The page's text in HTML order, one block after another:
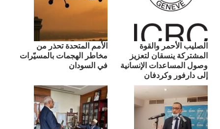
الصليب الأحمر والقوة
المشتركة ينسقان لتعزيز
وصول المساعدات الإنسانية
إلى دارفور وكردفان
الأمم المتحدة تحذر من
مخاطر الهجمات بالمسيّرات
في السودان